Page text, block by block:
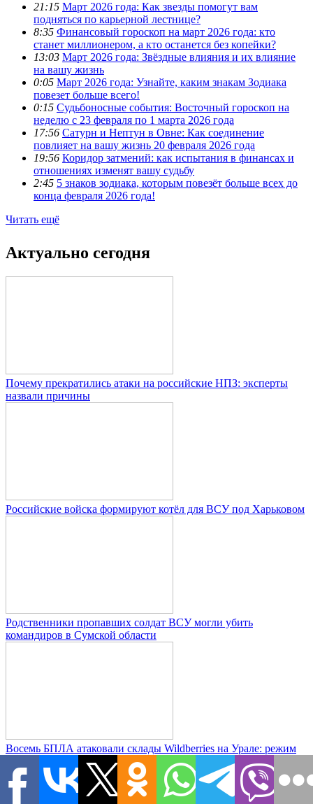
21:15 Март 2026 года: Как звезды помогут вам
подняться по карьерной лестнице?
8:35 Финансовый гороскоп на март 2026 года: кто
станет миллионером, а кто останется без копейки?
13:03 Март 2026 года: Звёздные влияния и их влияние
на вашу жизнь
0:05 Март 2026 года: Узнайте, каким знакам Зодиака
повезет больше всего!
0:15 Судьбоносные события: Восточный гороскоп на
неделю с 23 февраля по 1 марта 2026 года
17:56 Сатурн и Нептун в Овне: Как соединение
повлияет на вашу жизнь 20 февраля 2026 года
19:56 Коридор затмений: как испытания в финансах и
отношениях изменят вашу судьбу
2:45 5 знаков зодиака, которым повезёт больше всех до
конца февраля 2026 года!
Читать ещё
Актуально сегодня
Почему прекратились атаки на российские НПЗ: эксперты
назвали причины
Российские войска формируют котёл для ВСУ под Харьковом
Родственники пропавших солдат ВСУ могли убить
командиров в Сумской области
Восемь БПЛА атаковали склады Wildberries на Урале: режим
беспилотной опасности в тылу
Новости дня
| Самое актуальное
Общество